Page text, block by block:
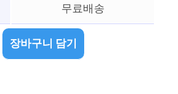
무료배송
장바구니 담기